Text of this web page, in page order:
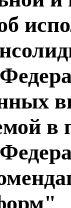
в